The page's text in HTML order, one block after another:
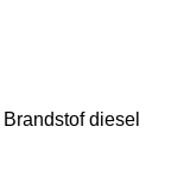
Brandstof diesel